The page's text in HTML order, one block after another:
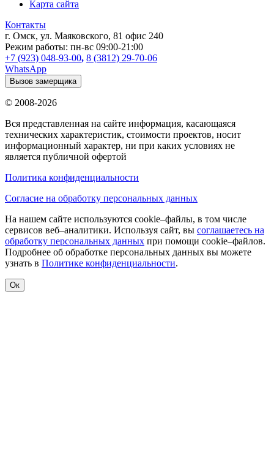
Карта сайта
Контакты
г. Омск, ул. Маяковского, 81 офис 240
Режим работы: пн-вс 09:00-21:00
+7 (923) 048-93-00, 8 (3812) 29-70-06
WhatsApp
Вызов замерщика
© 2008-2026
Вся представленная на сайте информация, касающаяся
технических характеристик, стоимости проектов, носит
информационный характер, ни при каких условиях не
является публичной офертой
Политика конфиденциальности
Согласие на обработку персональных данных
На нашем сайте используются cookie–файлы, в том числе
сервисов веб–аналитики. Используя сайт, вы соглашаетесь на
обработку персональных данных при помощи cookie–файлов.
Подробнее об обработке персональных данных вы можете
узнать в Политике конфиденциальности.
Ок